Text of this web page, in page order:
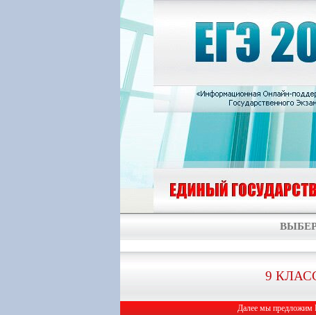
9
Далее мы предложим